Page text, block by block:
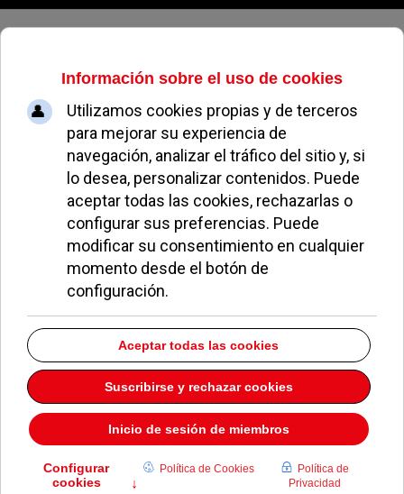
Sábado, 08 de agosto de 2026
Correos
Acusan al coordinador del SEAPA de generar un clima
laboral conflictivo
01 Junio 2026
EN PORTADA
Pozuelo aprueba las 775 viviendas de Huerta Grande
Pozuelo confirma los conciertos para las fiestas
Consolación
Pozuelo abre la venta de entradas para su feria